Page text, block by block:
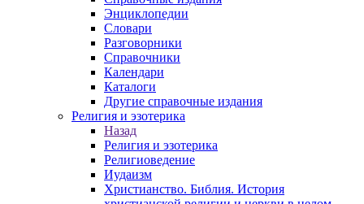
Энциклопедии
Словари
Разговорники
Справочники
Календари
Каталоги
Другие справочные издания
Религия и эзотерика
Назад
Религия и эзотерика
Религиоведение
Иудаизм
Христианство. Библия. История